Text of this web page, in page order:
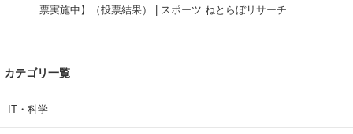
票実施中】（投票結果） | スポーツ ねとらぼリサーチ
カテゴリ一覧
IT・科学